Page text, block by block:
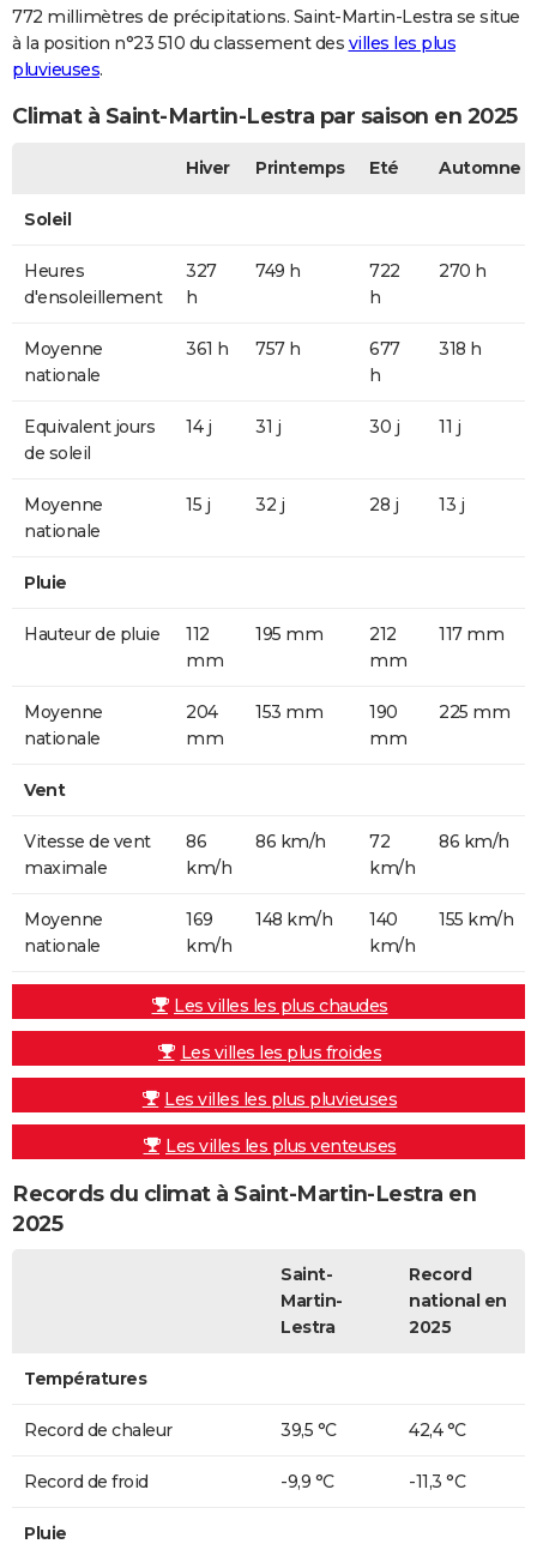
772 millimètres de précipitations. Saint-Martin-Lestra se situe
à la position n°23 510 du classement des villes les plus
pluvieuses.
Climat à Saint-Martin-Lestra par saison en 2025
Hiver Printemps Eté Automne
Soleil
Heures
d'ensoleillement
327
h
749 h
722
h
270 h
Moyenne
nationale
361 h 757 h
677
h
318 h
Equivalent jours
de soleil
14 j 31 j 30 j 11 j
Moyenne
nationale
15 j 32 j 28 j 13 j
Pluie
Hauteur de pluie
112
mm
195 mm
212
mm
117 mm
Moyenne
nationale
204
mm
153 mm
190
mm
225 mm
Vent
Vitesse de vent
maximale
86
km/h
86 km/h
72
km/h
86 km/h
Moyenne
nationale
169
km/h
148 km/h
140
km/h
155 km/h
Les villes les plus chaudes
Les villes les plus froides
Les villes les plus pluvieuses
Les villes les plus venteuses
Records du climat à Saint-Martin-Lestra en
2025
Saint-
Martin-
Lestra
Record
national en
2025
Températures
Record de chaleur 39,5 °C 42,4 °C
Record de froid -9,9 °C -11,3 °C
Pluie